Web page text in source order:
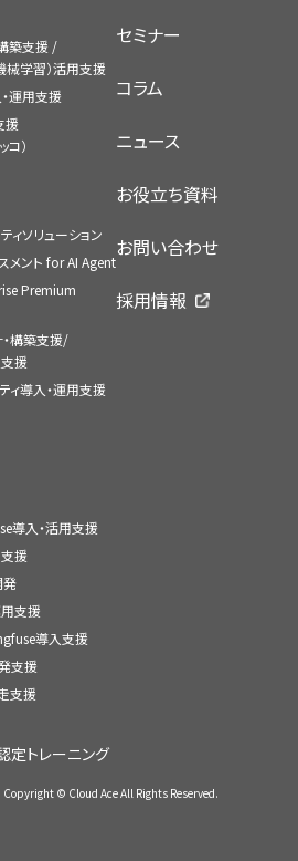
築支援 /
械学習）活用支援
運用支援
援
コ）
ィソリューション
メント for AI Agent
Premium
・構築支援/
援
ィ導入・運用支援
導入・活用支援
援
発
支援
導入支援
支援
支援
トレーニング
セミナー
コラム
ニュース
お役立ち資料
お問い合わせ
採用情報
Copyright © Cloud Ace All Rights Reserved.